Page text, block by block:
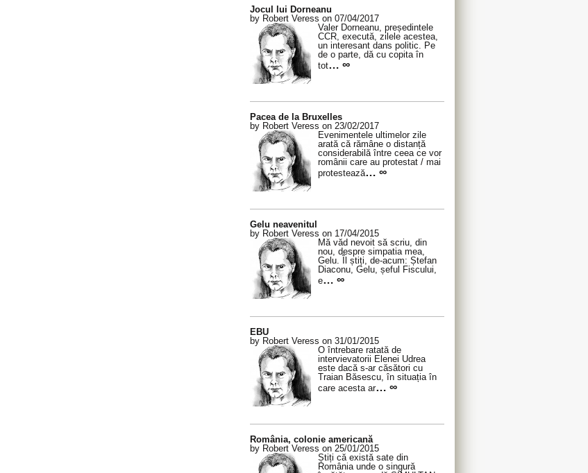
Jocul lui Dorneanu
by Robert Veress on 07/04/2017
Valer Dorneanu, președintele
CCR, execută, zilele acestea,
un interesant dans politic. Pe
de o parte, dă cu copita în
tot… ∞
Pacea de la Bruxelles
by Robert Veress on 23/02/2017
Evenimentele ultimelor zile
arată că rămâne o distanță
considerabilă între ceea ce vor
românii care au protestat / mai
protestează… ∞
Gelu neavenitul
by Robert Veress on 17/04/2015
Mă văd nevoit să scriu, din
nou, despre simpatia mea,
Gelu. Îl știți, de-acum: Ștefan
Diaconu, Gelu, șeful Fiscului,
e… ∞
EBU
by Robert Veress on 31/01/2015
O întrebare ratată de
intervievatorii Elenei Udrea
este dacă s-ar căsători cu
Traian Băsescu, în situația în
care acesta ar… ∞
România, colonie americană
by Robert Veress on 25/01/2015
Știți că există sate din
România unde o singură